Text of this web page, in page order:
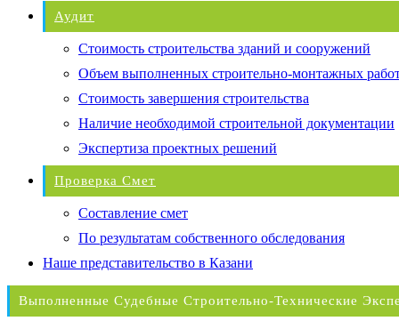
Аудит
Стоимость строительства зданий и сооружений
Объем выполненных строительно-монтажных
Стоимость завершения строительства
Наличие необходимой строительной документации
Экспертиза проектных решений
Проверка Смет
Составление смет
По результатам собственного обследования
Наше представительство в Казани
Выполненные Судебные Строительно-Технические